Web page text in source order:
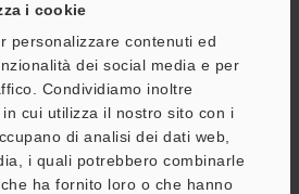
i cookie
personalizzare contenuti ed
dei social media e per
Condividiamo inoltre
cui utilizza il nostro sito con i
di analisi dei dati web,
i quali potrebbero combinarle
ha fornito loro o che hanno